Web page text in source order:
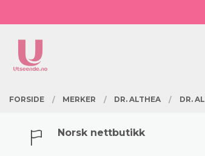
til
PRODUKTER
FORSIDE MERKER DR. ALTHEA DR.
Norsk nettbutikk